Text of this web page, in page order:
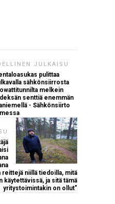
JULKAISU
pulittaa
sähkönsiirrosta
melkein
senttiä enemmän
- Sähkönsiirto
reittejä niillä tiedoilla, mitä
käytettävissä, ja sitä tämä
yritystoimintakin on ollut"